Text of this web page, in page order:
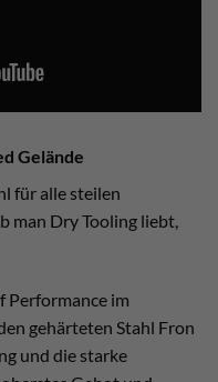
Gelände
für alle steilen
man Dry Tooling liebt,
Performance im
gehärteten Stahl Fron
und die starke